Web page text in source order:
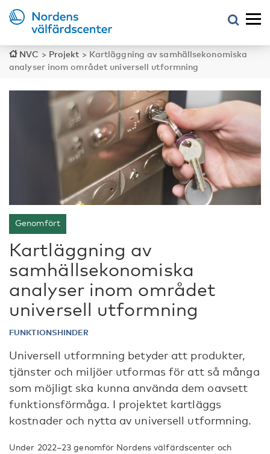
NVC > Projekt > Kartläggning av samhällsekonomiska
analyser inom området universell utformning
Genomfört
Kartläggning av
samhällsekonomiska
analyser inom området
universell utformning
FUNKTIONSHINDER
Universell utformning betyder att produkter,
tjänster och miljöer utformas för att så många
som möjligt ska kunna använda dem oavsett
funktionsförmåga. I projektet kartläggs
kostnader och nytta av universell utformning.
Under 2022–23 genomför Nordens välfärdscenter och